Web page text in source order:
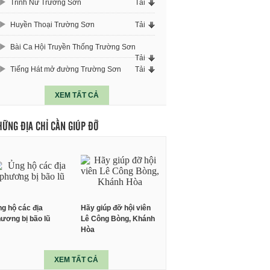
Trinh Nữ Trường Sơn Tải
Huyền Thoại Trường Sơn Tải
Bài Ca Hội Truyền Thống Trường Sơn
Tải
Tiếng Hát mở đường Trường Sơn
Tải
XEM TẤT CẢ
ĐỊA CHỈ CẦN GIÚP ĐỠ
hộ các địa
bị bão lũ
Hãy giúp đỡ hội viên
Lê Công Bòng, Khánh
Hòa
XEM TẤT CẢ